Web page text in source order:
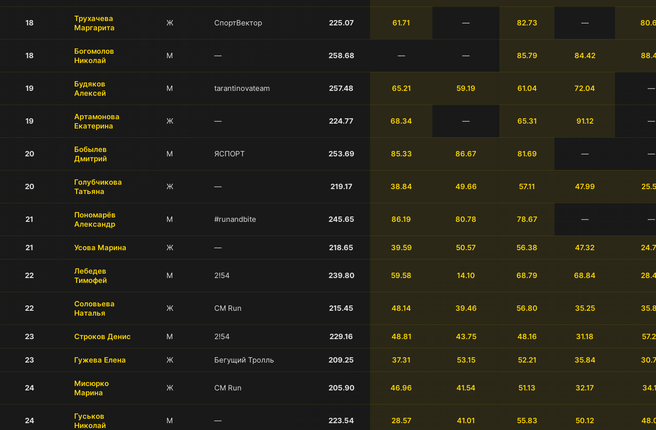
18
Трухачева
Маргарита
Ж СпортВектор 225.07 61.71 — 82.73 —
18
Богомолов
Николай
М — 258.68 — — 85.79 84.42
19
Будяков
Алексей
М tarantinovateam 257.48 65.21 59.19 61.04 72.04 —
19
Артамонова
Екатерина
Ж — 224.77 68.34 — 65.31 91.12 —
20
Бобылев
Дмитрий
М ЯСПОРТ 253.69 85.33 86.67 81.69 — —
20
Голубчикова
Татьяна
Ж — 219.17 38.84 49.66 57.11 47.99
21
Пономарёв
Александр
М #runandbite 245.65 86.19 80.78 78.67 — —
21 Усова Марина Ж — 218.65 39.59 50.57 56.38 47.32
22
Лебедев
Тимофей
М 2!54 239.80 59.58 14.10 68.79 68.84
22
Соловьева
Наталья
Ж СМ Run 215.45 48.14 39.46 56.80 35.25
23 Строков Денис М 2!54 229.16 48.81 43.75 48.16 31.18
23 Гужева Елена Ж Бегущий Тролль 209.25 37.31 53.15 52.21 35.84
24
Мисюрко
Марина
Ж СМ Run 205.90 46.96 41.54 51.13 32.17
24
Гуськов
Николай
М — 223.54 28.57 41.01 55.83 50.12